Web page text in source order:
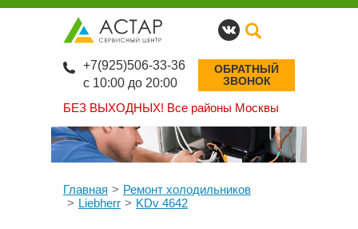
БЕЗ ВЫХОДНЫХ! Все районы Москвы
+7(925)506-33-36
с 10:00 до 20:00
ОБРАТНЫЙ
ЗВОНОК
Главная
Ремонт холодильников
Liebherr
KDv 4642